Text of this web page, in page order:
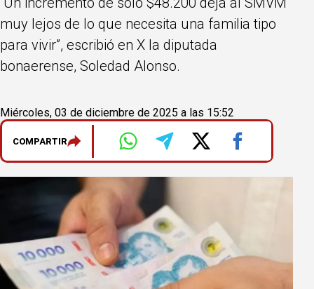
muy lejos de lo que necesita una familia tipo
para vivir”, escribió en X la diputada
bonaerense, Soledad Alonso.
Miércoles, 03 de diciembre de 2025 a las 15:52
COMPARTIR